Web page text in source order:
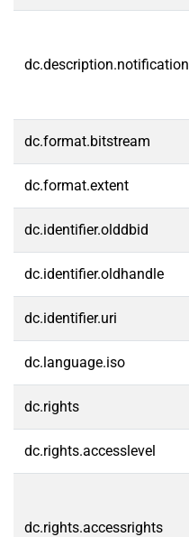
dc.description.notification
dc.format.bitstream
dc.format.extent
dc.identifier.olddbid
dc.identifier.oldhandle
dc.identifier.uri
dc.language.iso
dc.rights
dc.rights.accesslevel
dc.rights.accessrights